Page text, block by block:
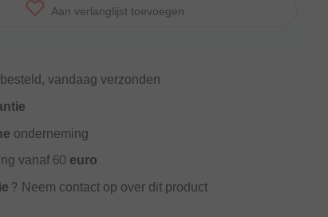
Aan verlanglijst toevoegen
vandaag verzonden
onderneming
vanaf60 euro
Neem contact op over dit product